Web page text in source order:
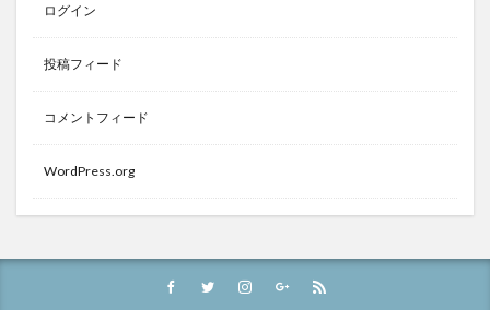
ログイン
投稿フィード
コメントフィード
WordPress.org